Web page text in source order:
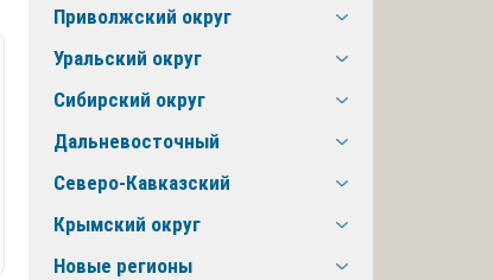
Приволжский округ
Уральский округ
Сибирский округ
Дальневосточный
Северо-Кавказский
Крымский округ
Новые регионы